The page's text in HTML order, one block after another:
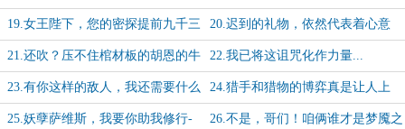
师球，丢！ 寻求怪物的帮助？
19.女王陛下，您的密探提前九千三
百年前向您请安啦
20.迟到的礼物，依然代表着心意
21.还吹？压不住棺材板的胡恩的牛
皮都要被你吹破了！
22.我已将这诅咒化作力量...
23.有你这样的敌人，我还需要什么
朋友？
24.猎手和猎物的博弈真是让人上
瘾-为“叠甲丨过”兄弟加更【1/20】
25.妖孽萨维斯，我要你助我修行- 26.不是，哥们！咱俩谁才是梦魇之